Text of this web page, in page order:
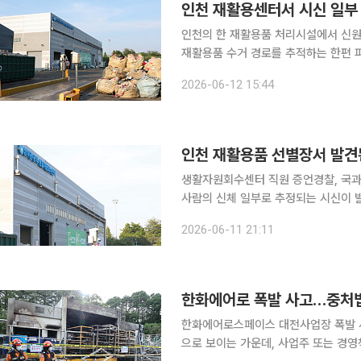
인천 재활용센터서 시신 일
인천의 한 재활용품 처리시설에서 신
재활용품 수거 경로를 추적하는 한편
수구 송도동 남부권광역생활자원회
2026-06-12 15:44
인천 재활용품 선별장서 발
생활자원회수센터 직원 증언경찰, 국과수 부검·유전자
사람의 신체 일부로 추정되는 시신이
터에서 재활용품 선별 작업 중 사람의
2026-06-11 21:11
한화에어로 폭발 사고…중처
한화에어로스페이스 대전사업장 폭
으로 보이는 가운데, 사업주 또는 경